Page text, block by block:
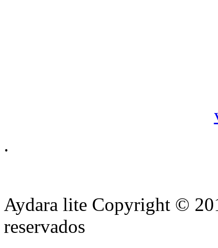
.
Aydara lite Copyright ©
reservados